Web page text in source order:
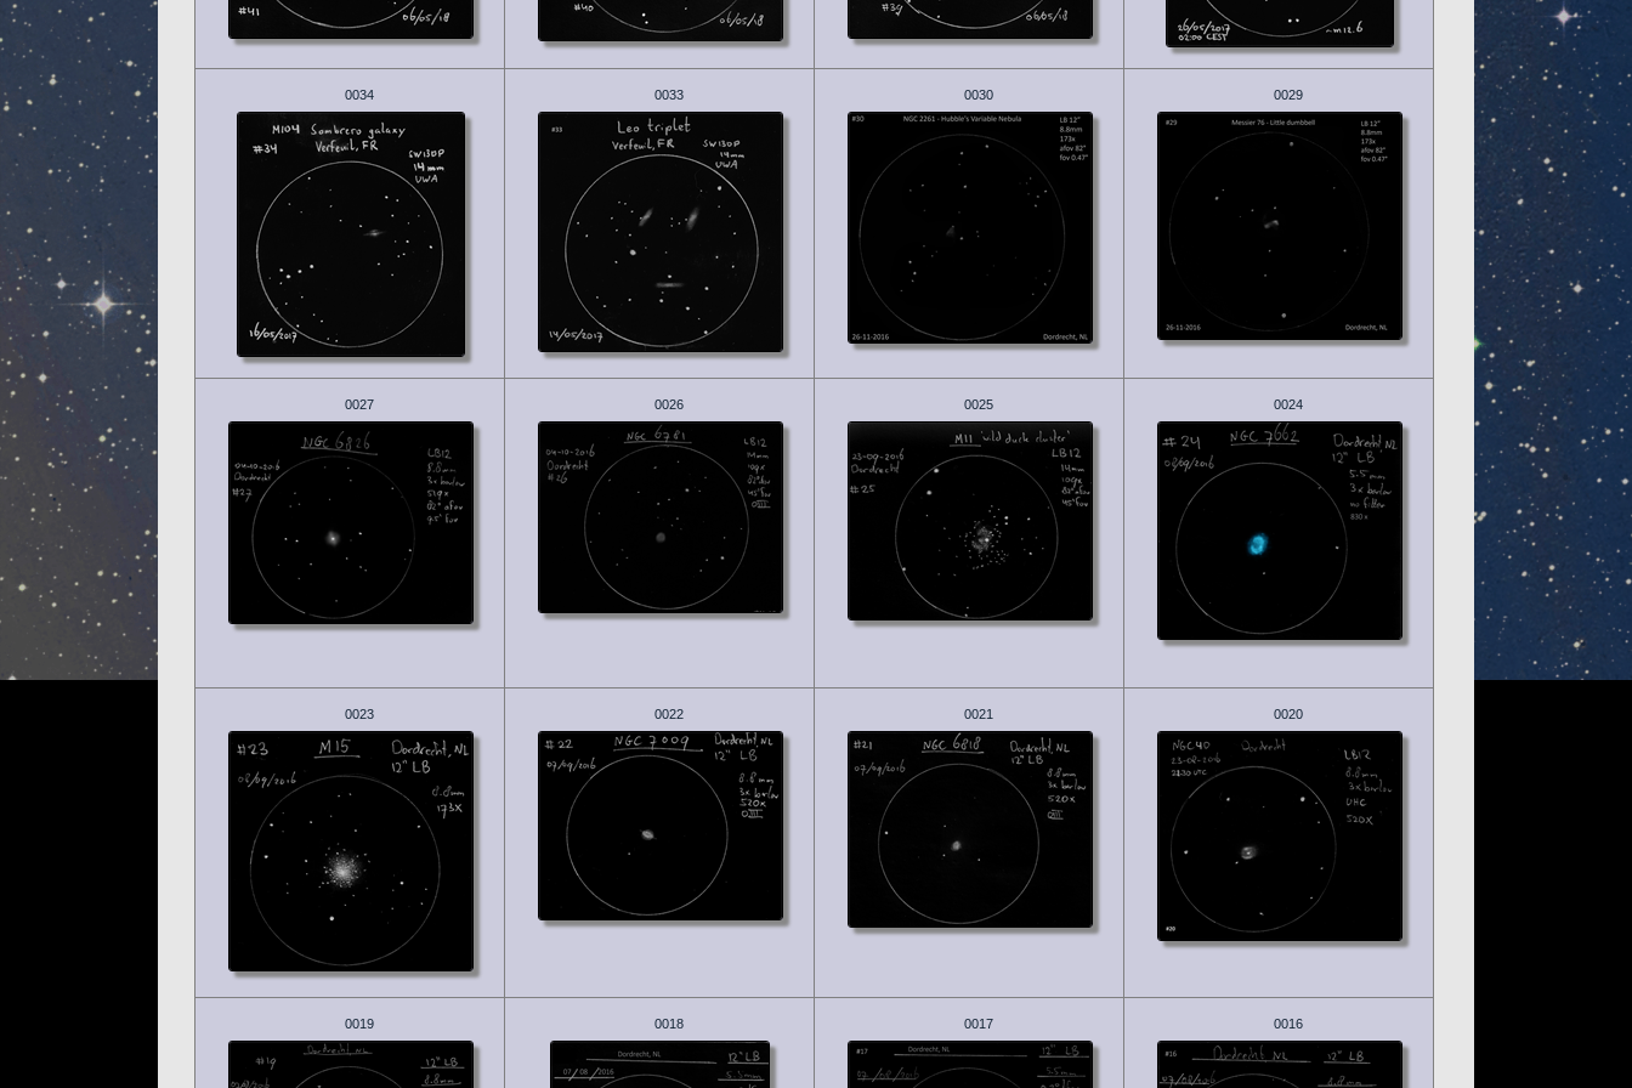
0034 0033 0030 0029
0027 0026 0025 0024
0023 0022 0021 0020
0019 0018 0017 0016